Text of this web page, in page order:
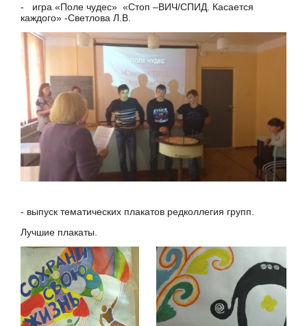
- игра «Поле чудес» «Стоп –ВИЧ/СПИД. Касается
каждого» -Светлова Л.В.
- выпуск тематических плакатов редколлегия групп.
Лучшие плакаты.